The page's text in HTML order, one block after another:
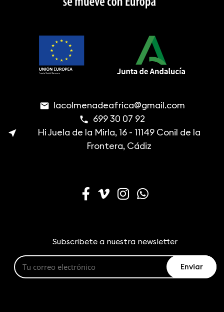
email lacolmenadeafrica@gmail.com
phone 699 30 07 92
near_me
Hi Juela de la Mirla, 16 - 11149 Conil de la
Frontera, Cádiz
Subscribete a nuestra newsletter